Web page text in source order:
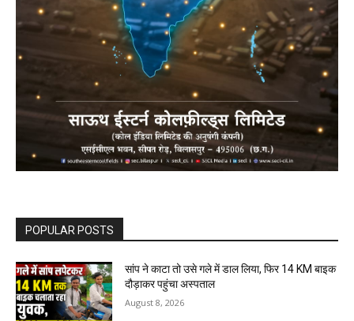
POPULAR POSTS
सांप ने काटा तो उसे गले में डाल लिया, फिर 14 KM बाइक
दौड़ाकर पहुंचा अस्पताल
August 8, 2026